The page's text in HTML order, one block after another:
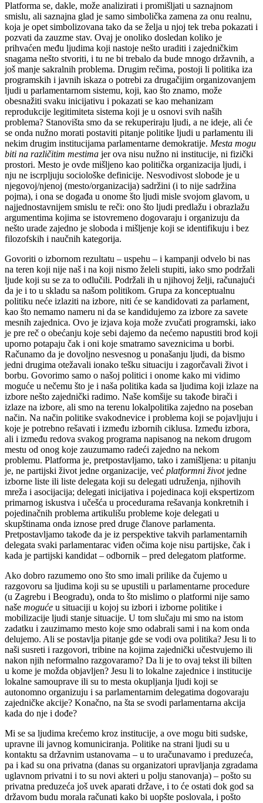
Platforma se, dakle, može analizirati i promišljati u saznajnom
smislu, ali saznajna glad je samo simbolička zamena za onu realnu,
koja je opet simbolizovana tako da se želja u njoj tek treba pokazati i
pozvati da zauzme stav. Ovaj je onoliko dosledan koliko je
prihvaćen među ljudima koji nastoje nešto uraditi i zajedničkim
snagama nešto stvoriti, i tu ne bi trebalo da bude mnogo državnih, a
još manje sakralnih problema. Drugim rečima, postoji li politika iza
programskih i javnih iskaza o potrebi za drugačijim organizovanjem
ljudi u parlamentarnom sistemu, koji, kao što znamo, može
obesnažiti svaku inicijativu i pokazati se kao mehanizam
reprodukcije legitimiteta sistema koji je u osnovi svih naših
problema? Stanovišta smo da se rekuperiraju ljudi, a ne ideje, ali će
se onda nužno morati postaviti pitanje politike ljudi u parlamentu ili
nekim drugim institucijama parlamentarne demokratije. Mesta mogu
biti na različitim mestima jer ova nisu nužno ni institucije, ni fizički
prostori. Mesto je ovde mišljeno kao politička organizacija ljudi, i
nju ne iscrpljuju sociološke definicije. Nesvodivost slobode je u
njegovoj/njenoj (mesto/organizacija) sadržini (i to nije sadržina
pojma), i ona se događa u onome što ljudi misle svojom glavom, u
najjednostavnijem smislu te reči: ono što ljudi predlažu i obrazlažu
argumentima kojima se istovremeno dogovaraju i organizuju da
nešto urade zajedno je sloboda i mišljenje koji se identifikuju i bez
filozofskih i naučnih kategorija.
Govoriti o izbornom rezultatu – uspehu – i kampanji odvelo bi nas
na teren koji nije naš i na koji nismo želeli stupiti, iako smo podržali
ljude koji su se za to odlučili. Podržali ih u njihovoj želji, računajući
da je i to u skladu sa našom politikom. Grupa za konceptualnu
politiku neće izlaziti na izbore, niti će se kandidovati za parlament,
kao što nemamo nameru ni da se kandidujemo za izbore za savete
mesnih zajednica. Ovo je izjava koja može zvučati programski, iako
je pre reč o obećanju koje sebi dajemo da nećemo napustiti brod koji
uporno potapaju čak i oni koje smatramo saveznicima u borbi.
Računamo da je dovoljno nesvesnog u ponašanju ljudi, da bismo
jedni drugima otežavali ionako tešku situaciju i zagorčavali život i
borbu. Govorimo samo o našoj politici i onome kako mi vidimo
moguće u nečemu što je i naša politika kada sa ljudima koji izlaze na
izbore nešto zajednički radimo. Naše komšije su takođe birači i
izlaze na izbore, ali smo na terenu lokalpolitika zajedno na poseban
način. Na način politike svakodnevice i problema koji se pojavljuju i
koje je potrebno rešavati i između izbornih ciklusa. Između izbora,
ali i između redova svakog programa napisanog na nekom drugom
mestu od onog koje zauzumamo radeći zajedno na nekom
problemu. Platforma je, pretpostavljamo, tako i zamišljena: u pitanju
je, ne partijski život jedne organizacije, već platformni životjedne
izborne liste ili liste delegata koji su delegati udruženja, njihovih
mreža i asocijacija; delegati inicijativa i pojedinaca koji ekspertizom
primarnog iskustva i učešća u procedurama rešavanja konkretnih i
pojedinačnih problema artikulišu probleme koje delegati u
skupštinama onda iznose pred druge članove parlamenta.
Pretpostavljamo takođe da je iz perspektive takvih parlamentarnih
delegata svaki parlamentarac viđen očima koje nisu partijske, čak i
kada je partijski kandidat – odbornik – pred delegatom platforme.
Ako dobro razumemo ono što smo imali prilike da čujemo u
razgovoru sa ljudima koji su se upustili u parlamentarne procedure
(u Zagrebu i Beogradu), onda to što mislimo o platformi nije samo
naše moguće u situaciji u kojoj su izbori i izborne politike i
mobilizacije ljudi stanje situacije. U tom slučaju mi smo na istom
zadatku i zauzimamo mesto koje smo odabrali sami i na kom onda
delujemo. Ali se postavlja pitanje gde se vodi ova politika? Jesu li to
naši susreti i razgovori, tribine na kojima zajednički učestvujemo ili
nakon njih neformalno razgovaramo? Da li je to ovaj tekst ili bilten
u kome je možda objavljen? Jesu li to lokalne zajednice i institucije
lokalne samouprave ili su to mesta okupljanja ljudi koji se
autonomno organizuju i sa parlamentarnim delegatima dogovaraju
zajedničke akcije? Konačno, na šta se svodi parlamentarna akcija
kada do nje i dođe?
Mi se sa ljudima krećemo kroz institucije, a ove mogu biti sudske,
upravne ili javnog komuniciranja. Politike na strani ljudi su u
kontaktu sa državnim ustanovama – u to uračunavamo i preduzeća,
pa i kad su ona privatna (danas su organizatori upravljanja zgradama
uglavnom privatni i to su novi akteri u polju stanovanja) – pošto su
privatna preduzeća još uvek aparati države, i to će ostati dok god sa
državom budu morala računati kako bi uopšte poslovala, i pošto